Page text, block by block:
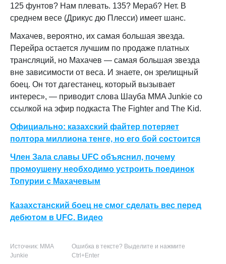
125 фунтов? Нам плевать. 135? Мераб? Нет. В
среднем весе (Дрикус дю Плесси) имеет шанс.
Махачев, вероятно, их самая большая звезда.
Перейра остается лучшим по продаже платных
трансляций, но Махачев — самая большая звезда
вне зависимости от веса. И знаете, он зрелищный
боец. Он тот дагестанец, который вызывает
интерес», — приводит слова Шауба MMA Junkie со
ссылкой на эфир подкаста The Fighter and The Kid.
Официально: казахский файтер потеряет
полтора миллиона тенге, но его бой состоится
Член Зала славы UFC объяснил, почему
промоушену необходимо устроить поединок
Топурии с Махачевым
Казахстанский боец не смог сделать вес перед
дебютом в UFC. Видео
Источник: MMA
Junkie
Ошибка в тексте? Выделите и нажмите
Ctrl+Enter